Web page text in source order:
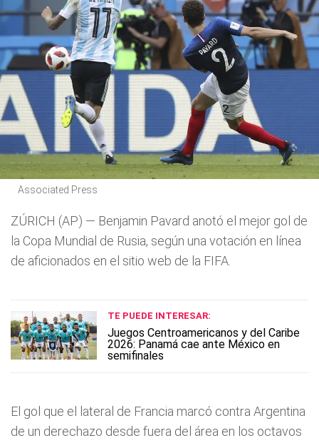
Associated Press
ZÚRICH (AP) — Benjamin Pavard anotó el mejor gol de
la Copa Mundial de Rusia, según una votación en línea
de aficionados en el sitio web de la FIFA.
TE PUEDE INTERESAR:
Juegos Centroamericanos y del Caribe
2026: Panamá cae ante México en
semifinales
El gol que el lateral de Francia marcó contra Argentina
de un derechazo desde fuera del área en los octavos